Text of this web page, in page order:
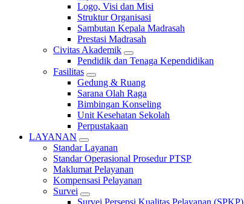
Logo, Visi dan Misi
Struktur Organisasi
Sambutan Kepala Madrasah
Prestasi Madrasah
Civitas Akademik
Pendidik dan Tenaga Kependidikan
Fasilitas
Gedung & Ruang
Sarana Olah Raga
Bimbingan Konseling
Unit Kesehatan Sekolah
Perpustakaan
LAYANAN
Standar Layanan
Standar Operasional Prosedur PTSP
Maklumat Pelayanan
Kompensasi Pelayanan
Survei
Survei Persepsi Kualitas Pelayanan (SPKP)